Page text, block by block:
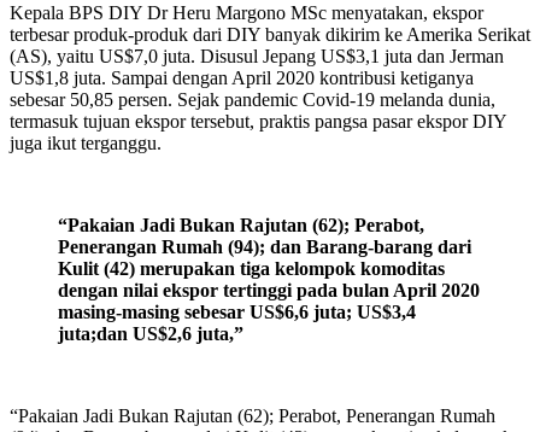
Kepala BPS DIY Dr Heru Margono MSc menyatakan, ekspor
terbesar produk-produk dari DIY banyak dikirim ke Amerika Serikat
(AS), yaitu US$7,0 juta. Disusul Jepang US$3,1 juta dan Jerman
US$1,8 juta. Sampai dengan April 2020 kontribusi ketiganya
sebesar 50,85 persen. Sejak pandemic Covid-19 melanda dunia,
termasuk tujuan ekspor tersebut, praktis pangsa pasar ekspor DIY
juga ikut terganggu.
“Pakaian Jadi Bukan Rajutan (62); Perabot,
Penerangan Rumah (94); dan Barang-barang dari
Kulit (42) merupakan tiga kelompok komoditas
dengan nilai ekspor tertinggi pada bulan April 2020
masing-masing sebesar US$6,6 juta; US$3,4
juta;dan US$2,6 juta,”
“Pakaian Jadi Bukan Rajutan (62); Perabot, Penerangan Rumah